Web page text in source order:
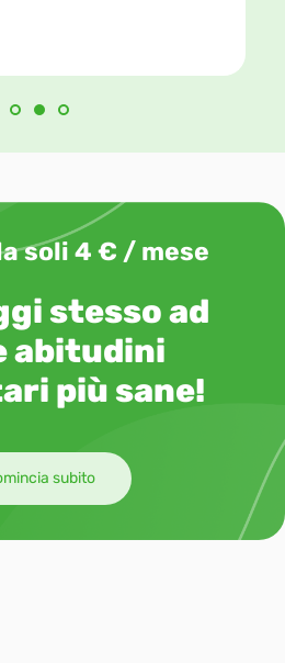
soli 4 € / mese
stesso ad
abitudini
più sane!
subito